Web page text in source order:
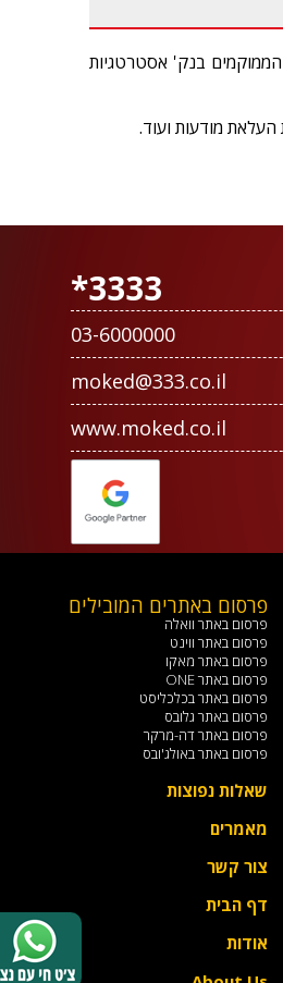
הממוקמים בנק' אסטרטגיות
העלאת מודעות ועוד.
3333*
03-6000000
moked@333.co.il
www.moked.co.il
פרסום באתרים המובילים
פרסום באתר וואלה
פרסום באתר ווינט
פרסום באתר מאקו
פרסום באתר ONE
פרסום באתר בכלכליסט
פרסום באתר גלובס
פרסום באתר דה-מרקר
פרסום באתר באולג'ובס
שאלות נפוצות
מאמרים
צור קשר
דף הבית
אודות